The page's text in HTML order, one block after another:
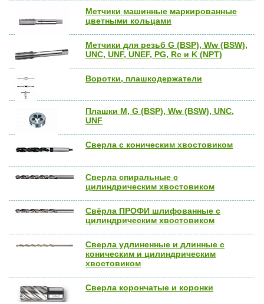
Метчики машинные маркированные
цветными кольцами
Метчики для резьб G (BSP), Ww (BSW),
UNC, UNF, UNEF, PG, Rc и K (NPT)
Воротки, плашкодержатели
Плашки M, G (BSP), Ww (BSW), UNC,
UNF
Сверла с коническим хвостовиком
Сверла спиральные с
цилиндрическим хвостовиком
Свёрла ПРОФИ шлифованные с
цилиндрическим хвостовиком
Сверла удлиненные и длинные с
коническим и цилиндрическим
хвостовиком
Сверла корончатые и коронки